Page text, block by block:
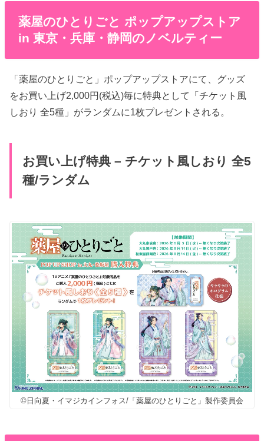
薬屋のひとりごと ポップアップストア
in 東京・兵庫・静岡のノベルティー
「薬屋のひとりごと」ポップアップストアにて、グッズ
をお買い上げ2,000円(税込)毎に特典として「チケット風
しおり 全5種」がランダムに1枚プレゼントされる。
お買い上げ特典 – チケット風しおり 全5
種/ランダム
©日向夏・イマジカインフォス/「薬屋のひとりごと」製作委員会